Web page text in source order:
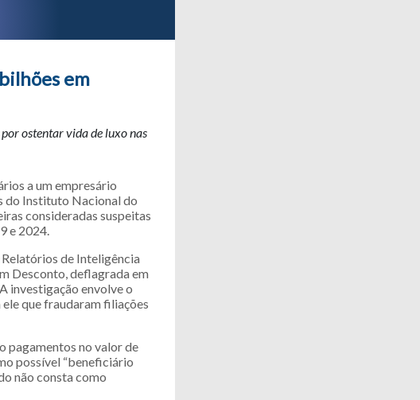
em
ostentar vida de luxo nas
a um empresário
do Instituto Nacional do
consideradas suspeitas
e 2024.
de Inteligência
Desconto, deflagrada em
investigação envolve o
que fraudaram filiações
pagamentos no valor de
possível “beneficiário
não consta como